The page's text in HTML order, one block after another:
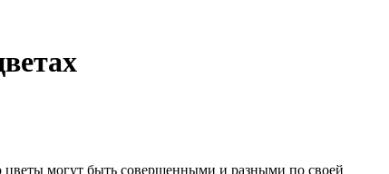
цветы могут быть совершенными и разными по своей